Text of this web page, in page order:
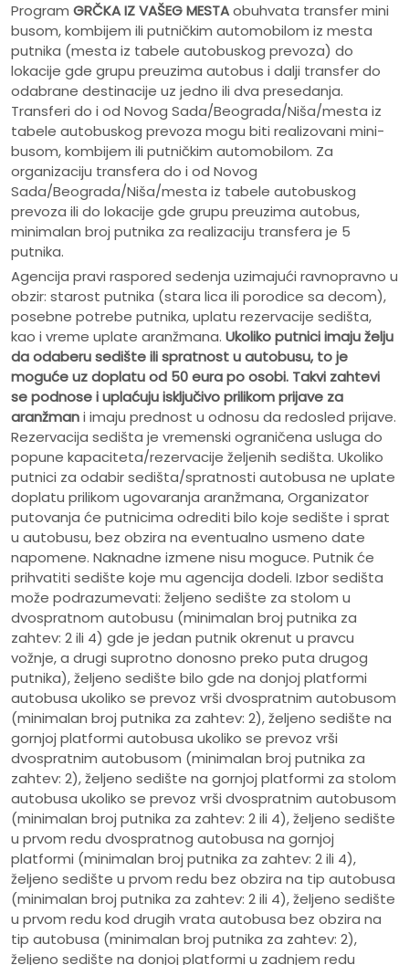
Program GRČKA IZ VAŠEG MESTAobuhvata transfer mini
busom, kombijem ili putničkim automobilom iz mesta
putnika (mesta iz tabele autobuskog prevoza) do
lokacije gde grupu preuzima autobus i dalji transfer do
odabrane destinacije uz jedno ili dva presedanja.
Transferi do i od Novog Sada/Beograda/Niša/mesta iz
tabele autobuskog prevoza mogu biti realizovani mini-
busom, kombijem ili putničkim automobilom. Za
organizaciju transfera do i od Novog
Sada/Beograda/Niša/mesta iz tabele autobuskog
prevoza ili do lokacije gde grupu preuzima autobus,
minimalan broj putnika za realizaciju transfera je 5
putnika.
Agencija pravi raspored sedenja uzimajući ravnopravno u
obzir: starost putnika (stara lica ili porodice sa decom),
posebne potrebe putnika, uplatu rezervacije sedišta,
kao i vreme uplate aranžmana. Ukoliko putnici imaju želju
da odaberu sedište ili spratnost u autobusu, to je
moguće uz doplatu od 50 eura po osobi. Takvi zahtevi
se podnose i uplaćuju isključivo prilikom prijave za
aranžmani imaju prednost u odnosu da redosled prijave.
Rezervacija sedišta je vremenski ograničena usluga do
popune kapaciteta/rezervacije željenih sedišta. Ukoliko
putnici za odabir sedišta/spratnosti autobusa ne uplate
doplatu prilikom ugovaranja aranžmana, Organizator
putovanja će putnicima odrediti bilo koje sedište i sprat
u autobusu, bez obzira na eventualno usmeno date
napomene. Naknadne izmene nisu moguce. Putnik će
prihvatiti sedište koje mu agencija dodeli. Izbor sedišta
može podrazumevati: željeno sedište za stolom u
dvospratnom autobusu (minimalan broj putnika za
zahtev: 2 ili 4) gde je jedan putnik okrenut u pravcu
vožnje, a drugi suprotno donosno preko puta drugog
putnika), željeno sedište bilo gde na donjoj platformi
autobusa ukoliko se prevoz vrši dvospratnim autobusom
(minimalan broj putnika za zahtev: 2), željeno sedište na
gornjoj platformi autobusa ukoliko se prevoz vrši
dvospratnim autobusom (minimalan broj putnika za
zahtev: 2), željeno sedište na gornjoj platformi za stolom
autobusa ukoliko se prevoz vrši dvospratnim autobusom
(minimalan broj putnika za zahtev: 2 ili 4), željeno sedište
u prvom redu dvospratnog autobusa na gornjoj
platformi (minimalan broj putnika za zahtev: 2 ili 4),
željeno sedište u prvom redu bez obzira na tip autobusa
(minimalan broj putnika za zahtev: 2 ili 4), željeno sedište
u prvom redu kod drugih vrata autobusa bez obzira na
tip autobusa (minimalan broj putnika za zahtev: 2),
željeno sedište na donjoj platformi u zadnjem redu